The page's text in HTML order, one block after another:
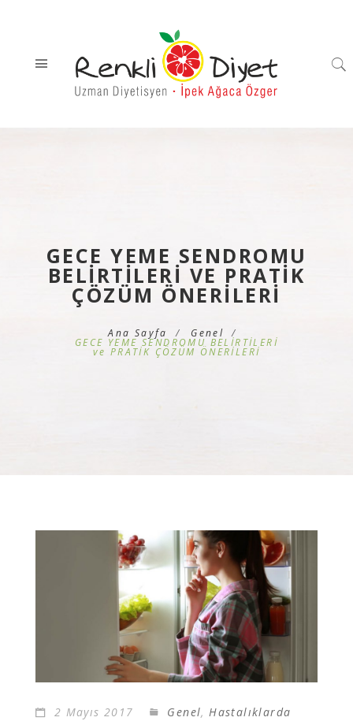
GECE YEME SENDROMU
BELİRTİLERİ VE PRATİK
ÇÖZÜM ÖNERİLERİ
Ana Sayfa Genel
GECE YEME SENDROMU BELİRTİLERİ
ve PRATİK ÇÖZÜM ÖNERİLERİ
2 Mayıs 2017 Genel,Hastalıklarda